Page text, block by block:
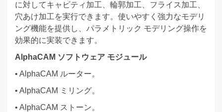
に対してキャビティ加工、輪郭加工、フライス加工、
穴あけ加工を実行できます。使いやすく強力なモデリ
ング機能を提供し、パラメトリック モデリング操作を
効果的に実装できます。
AlphaCAM ソフトウェア モジュール
• AlphaCAM ルーター。
• AlphaCAM ミリング。
• AlphaCAM ストーン。